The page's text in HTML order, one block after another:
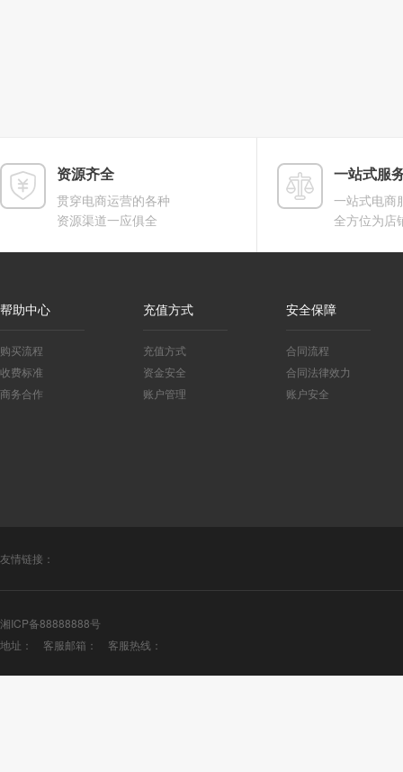
资源齐全
贯穿电商运营的各种
资源渠道一应俱全
一站式服
一站式电商
全方位为店
帮助中心
购买流程
收费标准
商务合作
充值方式
充值方式
资金安全
账户管理
安全保障
合同流程
合同法律效力
账户安全
友情链接：
湘ICP备88888888号
地址： 客服邮箱： 客服热线：